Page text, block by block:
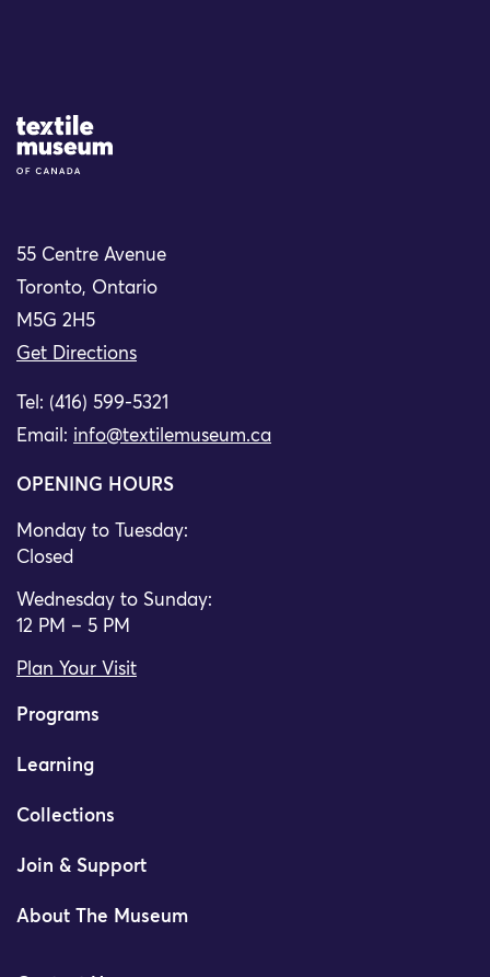
Site Logo
55 Centre Avenue
Toronto, Ontario
M5G 2H5
Get Directions
Tel: (416) 599-5321
Email: info@textilemuseum.ca
OPENING HOURS
Monday to Tuesday:
Closed
Wednesday to Sunday:
12 PM – 5 PM
Plan Your Visit
Programs
Learning
Collections
Join & Support
About The Museum